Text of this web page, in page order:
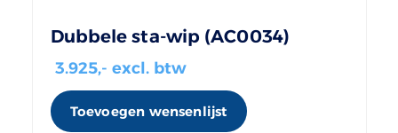
Dubbele sta-wip (AC0034)
3.925,- excl. btw
Toevoegen wensenlijst